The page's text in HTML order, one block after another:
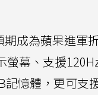
成為蘋果進軍
螢幕、支援
記憶體，更可支